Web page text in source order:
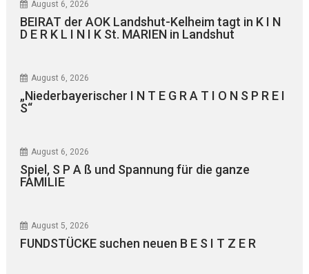
August 6, 2026
BEIRAT der AOK Landshut-Kelheim tagt in K I N
D E R K L I N I K St. MARIEN in Landshut
August 6, 2026
„Niederbayerischer I N T E G R A T I O N S P R E I
S“
August 6, 2026
Spiel, S P A ß und Spannung für die ganze
FAMILIE
August 5, 2026
FUNDSTÜCKE suchen neuen B E S I T Z E R